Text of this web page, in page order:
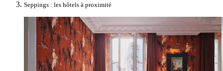
Seppings : les hôtels à proximité